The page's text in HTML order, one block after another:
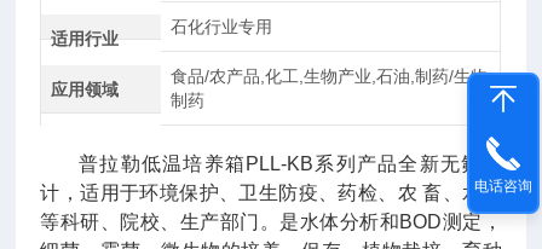
适用行业
石化行业专用
应用领域
食品/农产品,化工,生物产业,石油,制药/生物
制药
普拉勒低温培养箱PLL-KB系列产品全新无氟设
计，适用于环境保护、卫生防疫、药检、农 畜、水产
等科研、院校、生产部门。是水体分析和BOD测定，
电话咨询